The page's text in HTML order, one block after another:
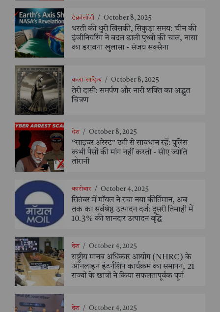
टेक्नोलॉजी / October 8, 2025
धरती की धुरी खिसकी, सिकुड़ा समय: चीन की
इंजीनियरिंग ने बदल डाली पृथ्वी की चाल, नासा
का डरावना खुलासा - संजय सक्सैना
कला-साहित्य / October 8, 2025
तेरी दासी: समर्पण और नारी शक्ति का अद्भुत
चित्रण
देश / October 8, 2025
“साइबर अरेस्ट” ठगी से सावधान रहें: पुलिस
कभी पैसों की मांग नहीं करती - सीए ज्योति
तोरानी
कारोबार / October 4, 2025
सितंबर में मॉयल ने रचा नया कीर्तिमान, अब
तक का सर्वश्रेष्ठ उत्पादन दर्ज: दूसरी तिमाही में
10.3% की शानदार उत्पादन वृद्धि
देश / October 4, 2025
राष्ट्रीय मानव अधिकार आयोग (NHRC) के
ऑनलाइन इंटर्नशिप कार्यक्रम का समापन, 21
राज्यों के छात्रों ने किया सफलतापूर्वक पूर्ण
देश / October 4, 2025